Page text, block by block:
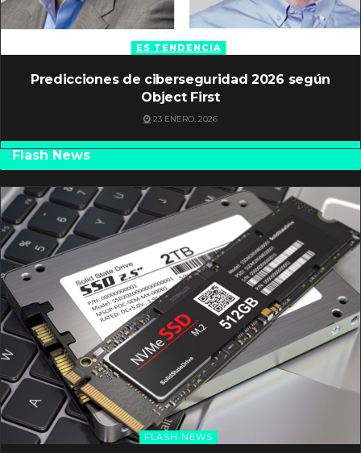
ES TENDENCIA
Predicciones de ciberseguridad 2026 según
Object First
23 ENERO, 2026
Flash News
FLASH NEWS